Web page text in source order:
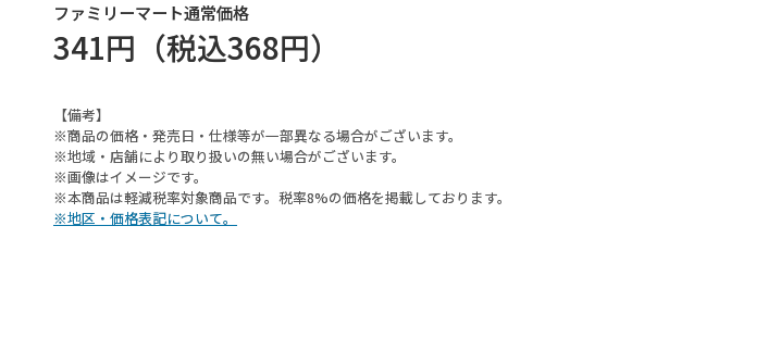
ファミリーマート通常価格
341円 （税込368円）
【備考】
※商品の価格・発売日・仕様等が一部異なる場合がございます。
※地域・店舗により取り扱いの無い場合がございます。
※画像はイメージです。
※本商品は軽減税率対象商品です。税率8%の価格を掲載しております。
※地区・価格表記について。